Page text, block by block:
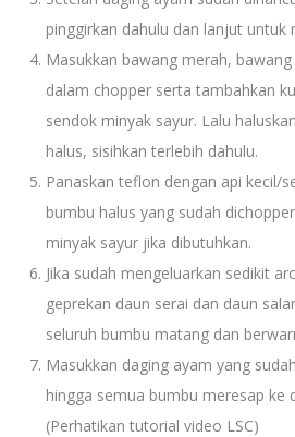
pinggirkan dahulu dan lanjut untuk
Masukkan bawang merah,
dalam chopper serta tambahkan
sendok minyak sayur. Lalu
halus, sisihkan terlebih dahulu.
Panaskan teflon dengan api kecil/
bumbu halus yang sudah
minyak sayur jika dibutuhkan.
Jika sudah mengeluarkan sedikit
geprekan daun serai dan daun
seluruh bumbu matang dan
Masukkan daging ayam yang
hingga semua bumbu meresap ke
(Perhatikan tutorial video LSC)